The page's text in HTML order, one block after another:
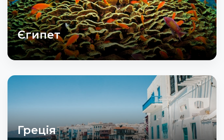
Єгипет
Греція